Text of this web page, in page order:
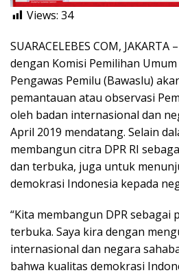
Views: 34
SUARACELEBES COM,
dengan Komisi Pemilihan Umum
Pengawas Pemilu (Bawaslu)
pemantauan atau observasi
oleh badan internasional dan
April 2019 mendatang. Selain
membangun citra DPR RI
dan terbuka, juga untuk
demokrasi Indonesia kepada
“Kita membangun DPR sebagai
terbuka. Saya kira dengan
internasional dan negara
bahwa kualitas demokrasi